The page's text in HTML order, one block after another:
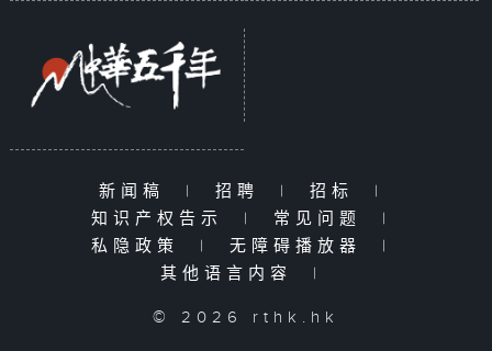
新闻稿 | 招聘 | 招标
|
知识产权告示
| 常见问题
|
私隐政策
| 无障碍播放器
|
其他语言内容
|
© 2026 rthk.hk